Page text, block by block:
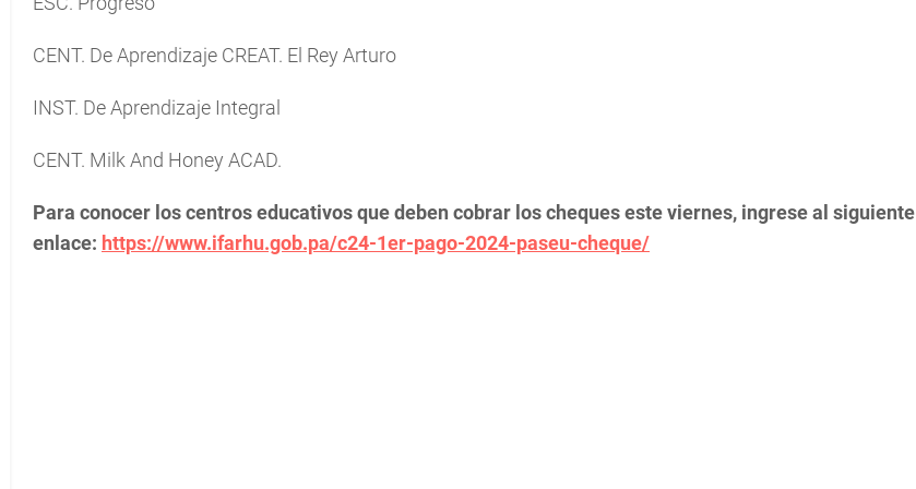
CENT. De Aprendizaje CREAT. El Rey Arturo
INST. De Aprendizaje Integral
CENT. Milk And Honey ACAD.
Para conocer los centros educativos que deben cobrar los cheques este viernes, ingrese al siguiente
enlace: https://www.ifarhu.gob.pa/c24-1er-pago-2024-paseu-cheque/